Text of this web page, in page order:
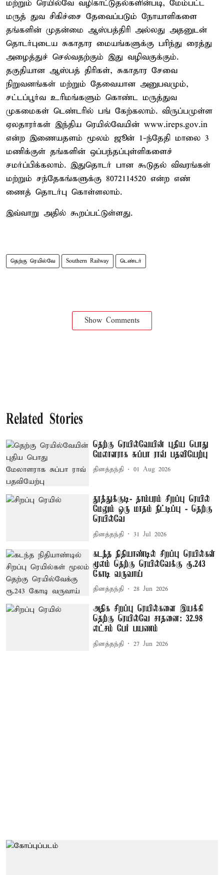
மற்றும் ரெயில்வே வழிகாட்டுதல்களின்படி, மேம்பட்ட
மருத் துவ சிகிச்சை தேவைப்படும் நோயாளிகளை
தங்களின் முதன்மை ஆஸ்பத்திரி அல்லது அதனுடன்
தொடர்புடைய சுகாதார மையங்களுக்கு பரிந்து ரைத்து
அழைத்துச் செல்வதற்கும் இது வழிவகுக்கும்.
தகுதியான ஆஸ்பத் திரிகள், சுகாதார சேவை
நிறுவனங்கள் மற்றும் தேவையான அனுபவமும்,
சட்டப்பூர்வ உரிமங்களும் கொண்ட மருத்துவ
முகமைகள் டெண்டரில் பங் கேற்கலாம். விருப்பமுள்ள
ஏலதாரர்கள் இந்திய ரெயில்வேயின் www.ireps.gov.in
என்ற இணையதளம் மூலம் ஜூன் 1-ந்தேதி மாலை 3
மணிக்குள் தங்களின் ஒப்பந்தப்புள்ளிகளைச்
சமர்ப்பிக்கலாம். இதுதொடர் பான கூடுதல் விவரங்கள்
மற்றும் சந்தேகங்களுக்கு 8072114520 என்ற எண்
ணைத் தொடர்பு கொள்ளலாம்.
இவ்வாறு அதில் கூறப்பட்டுள்ளது.
தெற்கு ரெயில்வே Southern Railway டெண்டர்
Show Comments
Related Stories
தெற்கு ரெயில்வேயின் புதிய பொது
மேலாளராக சுப்பா ராவ் பதவியேற்பு
தினத்தந்தி 01 Aug 2026
தூத்துக்குடி- தாம்பரம் சிறப்பு ரெயில்
மேலும் ஒரு மாதம் நீட்டிப்பு - தெற்கு
ரெயில்வே
தினத்தந்தி 31 Jul 2026
கடந்த நிதியாண்டில் சிறப்பு ரெயில்கள்
மூலம் தெற்கு ரெயில்வேக்கு ரூ.243
கோடி வருவாய்
தினத்தந்தி 28 Jun 2026
அதிக சிறப்பு ரெயில்களை இயக்கி
தெற்கு ரெயில்வே சாதனை: 32.98
லட்சம் பேர் பயணம்
தினத்தந்தி 27 Jun 2026